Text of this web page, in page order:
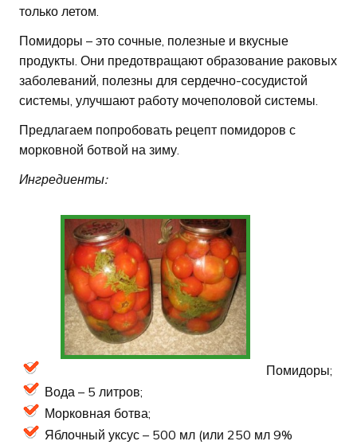
только летом.
Помидоры – это сочные, полезные и вкусные
продукты. Они предотвращают образование раковых
заболеваний, полезны для сердечно-сосудистой
системы, улучшают работу мочеполовой системы.
Предлагаем попробовать рецепт помидоров с
морковной ботвой на зиму.
Ингредиенты:
Помидоры;
Вода – 5 литров;
Морковная ботва;
Яблочный уксус – 500 мл (или 250 мл 9%